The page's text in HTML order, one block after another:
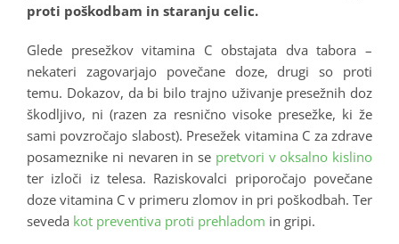
proti poškodbam in staranju celic.
Glede presežkov vitamina C obstajata dva tabora –
nekateri zagovarjajo povečane doze, drugi so proti
temu. Dokazov, da bi bilo trajno uživanje presežnih doz
škodljivo, ni (razen za resnično visoke presežke, ki že
sami povzročajo slabost). Presežek vitamina C za zdrave
posameznike ni nevaren in se pretvori v oksalno kislino
ter izloči iz telesa. Raziskovalci priporočajo povečane
doze vitamina C v primeru zlomov in pri poškodbah. Ter
seveda kot preventiva proti prehladom in gripi.